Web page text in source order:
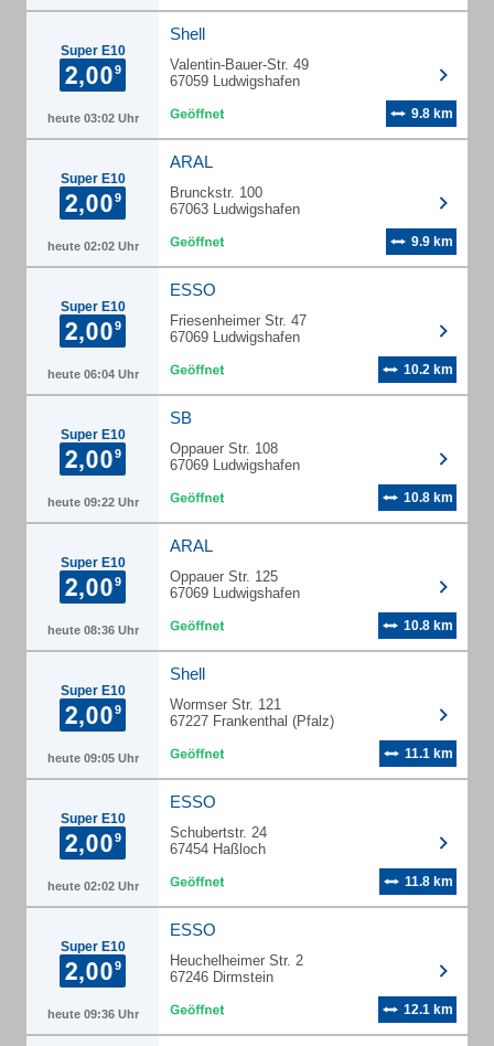
Super E10
heute 03:02 Uhr
Shell
Valentin-Bauer-Str. 49
67059 Ludwigshafen
9.8 km
Super E10
heute 02:02 Uhr
ARAL
Brunckstr. 100
67063 Ludwigshafen
9.9 km
Super E10
heute 06:04 Uhr
ESSO
Friesenheimer Str. 47
67069 Ludwigshafen
10.2 km
Super E10
heute 09:22 Uhr
SB
Oppauer Str. 108
67069 Ludwigshafen
10.8 km
Super E10
heute 08:36 Uhr
ARAL
Oppauer Str. 125
67069 Ludwigshafen
10.8 km
Super E10
heute 09:05 Uhr
Shell
Wormser Str. 121
67227 Frankenthal (Pfalz)
11.1 km
Super E10
heute 02:02 Uhr
ESSO
Schubertstr. 24
67454 Haßloch
11.8 km
Super E10
heute 09:36 Uhr
ESSO
Heuchelheimer Str. 2
67246 Dirmstein
12.1 km